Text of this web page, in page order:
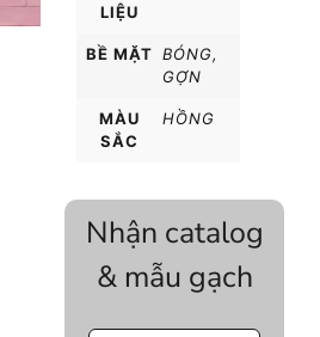
LIỆU
BỀ MẶT BÓNG,
GỢN
MÀU
SẮC
HỒNG
Nhận catalog
& mẫu gạch